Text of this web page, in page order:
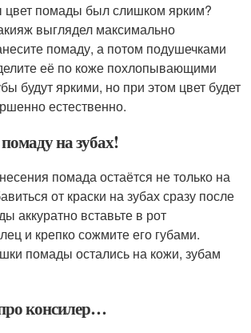
цвет помады был слишком ярким?
выглядел максимально
помаду, а потом подушечками
её по коже похлопывающими
будут яркими, но при этом цвет будет
естественно.
на зубах!
помада остаётся не только на
от краски на зубах сразу после
аккуратно вставьте в рот
и крепко сожмите его губами.
помады остались на кожи, зубам
консилер…